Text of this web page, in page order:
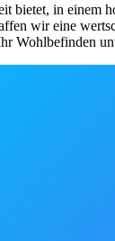
bietet, in
wir eine
Wohlbefinden